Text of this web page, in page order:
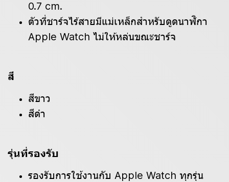
0.7 cm.
ตัวที่ชาร์จไร้สายมีแม่เหล็กสำหรับดูดนาฬิกา
Apple Watch ไม่ให้หล่นขณะชาร์จ
สี
สีขาว
สีดำ
รุ่นที่รองรับ
รองรับการใช้งานกับ Apple Watch ทุกรุ่น